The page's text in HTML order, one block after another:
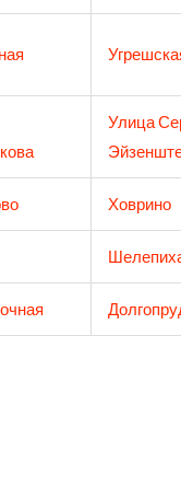
Улица
Ховрино